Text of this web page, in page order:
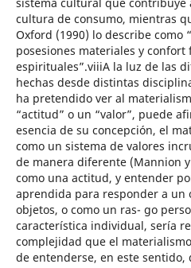
cultura de consumo, mientras
Oxford (1990) lo describe como
posesiones materiales y confort
espirituales”.viiiA la luz de las
hechas desde distintas
ha pretendido ver al
“actitud” o un “valor”, puede
esencia de su concepción, el
como un sistema de valores
de manera diferente (Mannion
como una actitud, y entender
aprendida para responder a un
objetos, o como un ras- go
característica individual, sería
complejidad que el
de entenderse, en este